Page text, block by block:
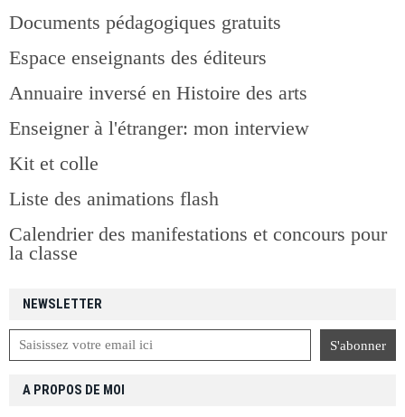
NEWSLETTER
Documents pédagogiques gratuits
Espace enseignants des éditeurs
Annuaire inversé en Histoire des arts
Enseigner à l'étranger: mon interview
Kit et colle
Liste des animations flash
Calendrier des manifestations et concours pour
la classe
A PROPOS DE MOI